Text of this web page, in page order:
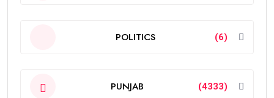
POLITICS (6)
PUNJAB (4333)